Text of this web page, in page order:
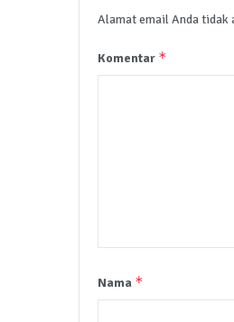
Alamat email Anda tidak
Komentar *
Nama *